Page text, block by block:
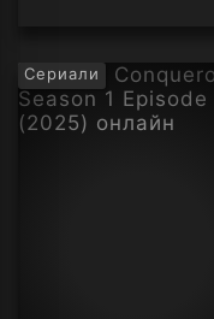
Сериали